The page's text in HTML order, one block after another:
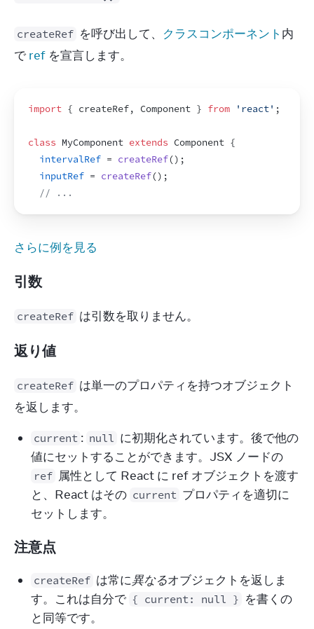
createRef を呼び出して、 クラスコンポーネント 内
で ref を宣言します。
import { createRef, Component } from 'react' ;
class MyComponent extends Component {
intervalRef = createRef() ;
inputRef = createRef() ;
// ...
さらに例を見る
引数
createRef は引数を取りません。
返り値
createRef は単一のプロパティを持つオブジェクト
を返します。
current : null に初期化されています。後で他の
値にセットすることができます。JSX ノードの
ref 属性として React に ref オブジェクトを渡す
と、React はその current プロパティを適切に
セットします。
注意点
createRef は常に異なるオブジェクトを返しま
す。これは自分で { current: null } を書くの
と同等です。